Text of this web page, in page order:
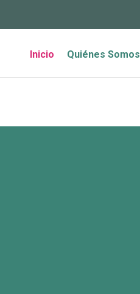
Inicio Quiénes Somos